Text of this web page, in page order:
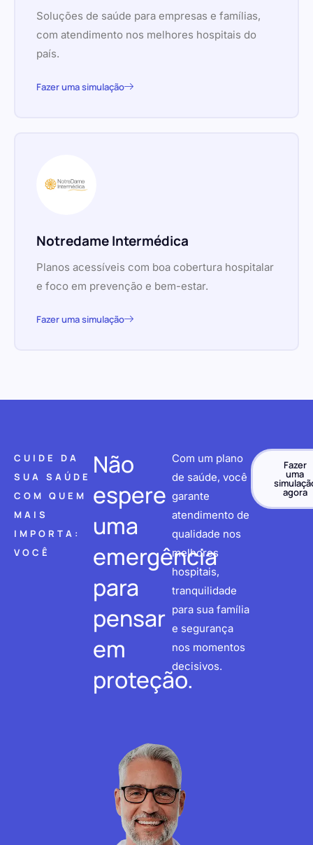
Soluções de saúde para empresas e famílias,
com atendimento nos melhores hospitais do
país.
Fazer uma simulação
Notredame Intermédica
Planos acessíveis com boa cobertura hospitalar
e foco em prevenção e bem-estar.
Fazer uma simulação
CUIDE DA
SUA SAÚDE
COM QUEM
MAIS
IMPORTA:
VOCÊ
Não
espere
uma
emergência
para
pensar
em
proteção.
Com um plano
de saúde, você
garante
atendimento de
qualidade nos
melhores
hospitais,
tranquilidade
para sua família
e segurança
nos momentos
decisivos.
Fazer
uma
agora